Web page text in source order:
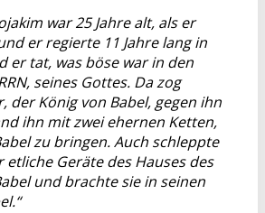
war 25 Jahre alt, als er
er regierte 11 Jahre lang in
er tat, was böse war in den
seines Gottes. Da zog
der König von Babel, gegen ihn
ihn mit zwei ehernen Ketten,
zu bringen. Auch schleppte
etliche Geräte des Hauses des
und brachte sie in seinen